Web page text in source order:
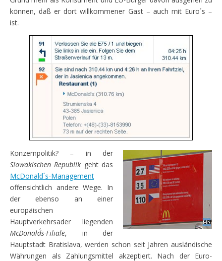
können, daß er dort willkommener Gast – auch mit Euro´s –
ist.
Konzernpolitik? – in der
Slowakischen Republik geht das
McDonald´s-Management
offensichtlich andere Wege. In
der ebenso an einer
europäischen
Hauptverkehrsader liegenden
McDonald´s-Filiale, in der
Hauptstadt Bratislava, werden schon seit Jahren ausländische
Währungen als Zahlungsmittel akzeptiert. Nach der Euro-